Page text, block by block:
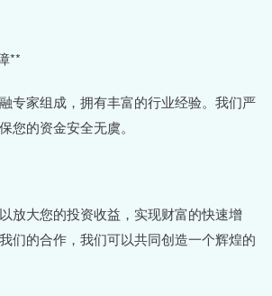
**
专家组成，拥有丰富的行业经验。我们严
您的资金安全无虞。
放大您的投资收益，实现财富的快速增
们的合作，我们可以共同创造一个辉煌的